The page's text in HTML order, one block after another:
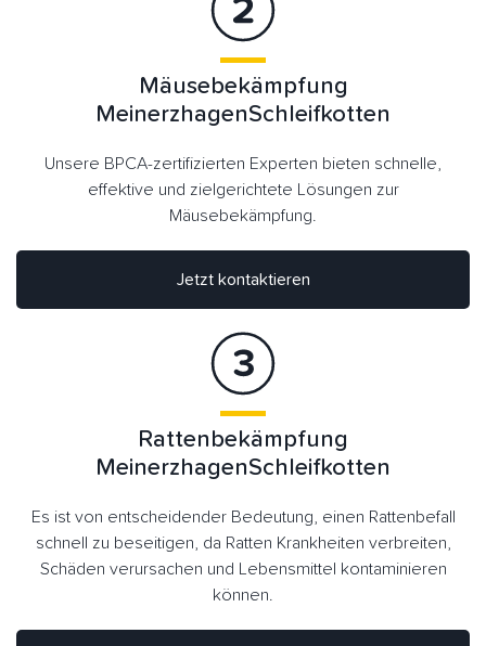
Jetzt kontaktieren
Mäusebekämpfung
MeinerzhagenSchleifkotten
Unsere BPCA-zertifizierten Experten bieten schnelle,
effektive und zielgerichtete Lösungen zur
Mäusebekämpfung.
Rattenbekämpfung
MeinerzhagenSchleifkotten
Es ist von entscheidender Bedeutung, einen Rattenbefall
schnell zu beseitigen, da Ratten Krankheiten verbreiten,
Schäden verursachen und Lebensmittel kontaminieren
können.